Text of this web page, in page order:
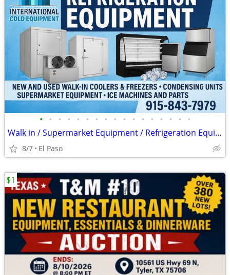
• • • • • • • • • • • • • • • • •
Walk in / Supermarket Equipment / Refrigeration Equipment / Ice Machin
8/7 El Paso
$1